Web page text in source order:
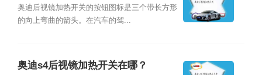
奥迪后视镜加热开关的按钮图标是三个带长方形
的向上弯曲的箭头。在汽车的驾...
奥迪s4后视镜加热开关在哪？